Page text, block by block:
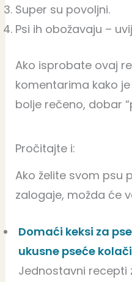
Super su povoljni.
Psi ih obožavaju –
Ako isprobate ovaj
komentarima kako
bolje rečeno, dobar
Pročitajte i:
Ako želite svom psu
zalogaje, možda će
Domaći keksi za
ukusne pseće
Jednostavni recepti